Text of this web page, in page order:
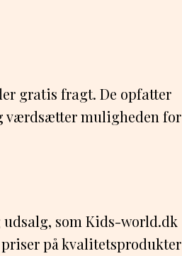
gratis fragt. De opfatter
værdsætter muligheden for
udsalg, som Kids-world.dk
på kvalitetsprodukter